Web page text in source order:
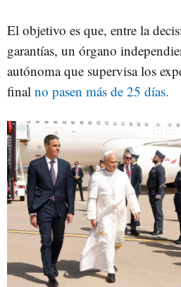
El objetivo es que, entre la
garantías, un órgano
autónoma que supervisa los
final no pasen más de 25 días.